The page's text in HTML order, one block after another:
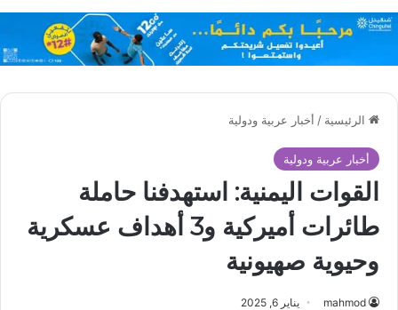
الرئيسية / أخبار عربية ودولية
أخبار عربية ودولية
القوات اليمنية: استهدفنا حاملة
طائرات أميركية و3 أهداف عسكرية
وحيوية صهيونية
mahmod يناير 6, 2025